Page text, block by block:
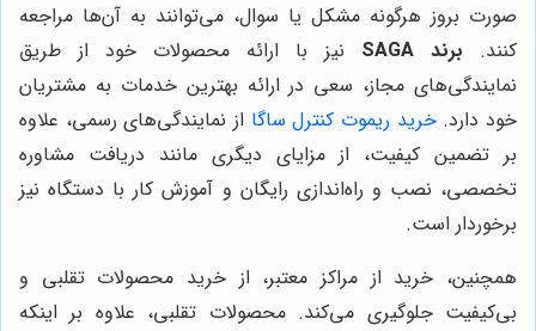
صورت بروز هرگونه مشکل یا سوال، می‌توانند به آن‌ها مراجعه
کنند. برند SAGA
نیز با ارائه محصولات خود از طریق
نمایندگی‌های مجاز، سعی در ارائه بهترین خدمات به مشتریان
خود دارد.خرید ریموت کنترل ساگا از نمایندگی‌های رسمی، علاوه
بر تضمین کیفیت، از مزایای دیگری مانند دریافت مشاوره
تخصصی، نصب و راه‌اندازی رایگان و آموزش کار با دستگاه نیز
برخوردار است.
همچنین، خرید از مراکز معتبر، از خرید محصولات تقلبی و
بی‌کیفیت جلوگیری می‌کند. محصولات تقلبی، علاوه بر اینکه